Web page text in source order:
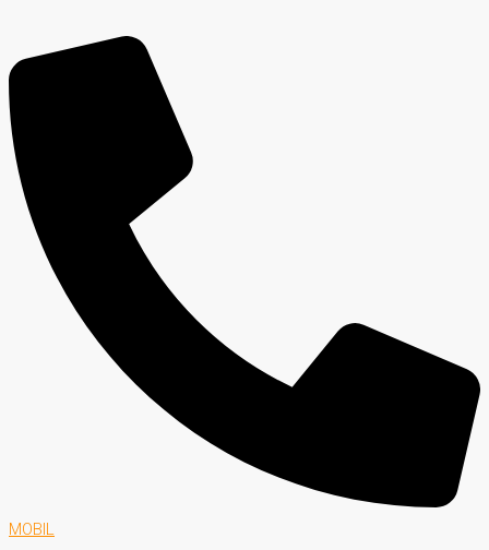
MOBIL